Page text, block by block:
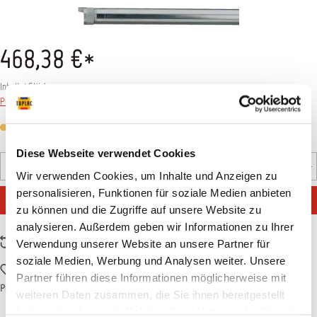
Diese Webseite verwendet Cookies
Wir verwenden Cookies, um Inhalte und Anzeigen zu
personalisieren, Funktionen für soziale Medien anbieten
zu können und die Zugriffe auf unsere Website zu
analysieren. Außerdem geben wir Informationen zu Ihrer
Verwendung unserer Website an unsere Partner für
soziale Medien, Werbung und Analysen weiter. Unsere
Partner führen diese Informationen möglicherweise mit
weiteren Daten zusammen, die Sie ihnen bereitgestellt
468,38 €*
Inhalt: 1 Stück
Preise inkl. MwSt. zzgl. Versandkosten
Versandfertig in 7 Tagen, Lieferzeit 5-7 Tage
Produkt Anzahl: Gib den gewünschten Wert ein oder
Stück
IN DEN WARENKORB
Zum Vergleich hinzufügen
Zum Merkzettel hinzufügen
Produktnummer: T001625